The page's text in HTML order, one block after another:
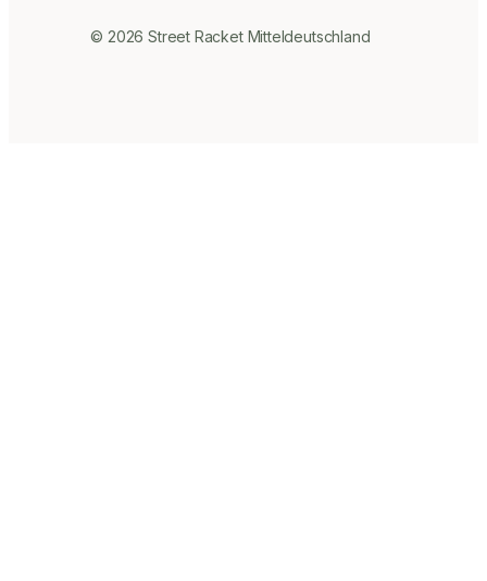
© 2026 Street Racket Mitteldeutschland